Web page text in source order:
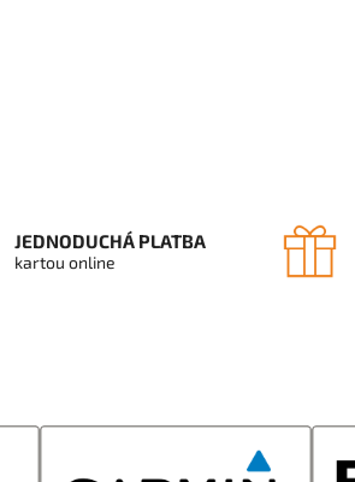
JEDNODUCHÁ PLATBA
kartou online